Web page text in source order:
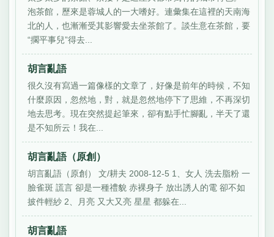
泡茶館，歷來是蓉城人的一大嗜好。連彙集在這裡的天南海
北的人，也漸漸受其影響愛去坐茶館了。談生意在茶館，要
“擱平事兒”得去...
胡言亂語
很久沒有寫過一篇像樣的文章了，好像是前年的時候，不知
什麼原因，忽然地，對，就是忽然地停下了思維，不再深切
地去思考。現在突然提起筆來，卻有點手忙腳亂，半天了還
是不知所云！我在...
胡言亂語（原創）
胡言亂語（原創） 文/耕夫 2008-12-5 1、女人 洗去脂粉 一
臉雀斑 謊言 卻是一種禮貌 赤裸身子 放出誘人的電 卻不如
披件輕紗 2、月亮 又大又亮 星星 都躲在...
胡言亂語